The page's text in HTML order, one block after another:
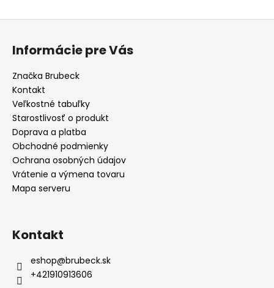
Z
Informácie pre Vás
Značka Brubeck
Kontakt
Veľkostné tabuľky
Starostlivosť o produkt
Doprava a platba
Obchodné podmienky
Ochrana osobných údajov
Vrátenie a výmena tovaru
Mapa serveru
Kontakt
eshop@brubeck.sk
+421910913606